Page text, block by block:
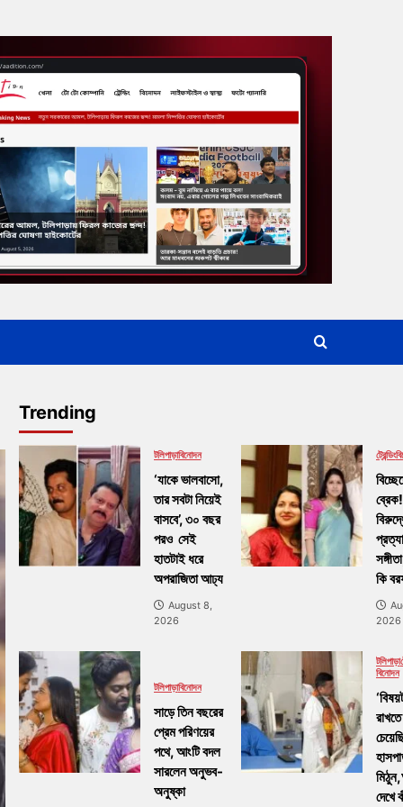
Trending
টলিপাড়াবিনোদন
‘যাকে ভালবাসো,
তার সবটা নিয়েই
বাসবে’, ৩০ বছর
পরও সেই
হাতটাই ধরে
অপরাজিতা আঢ্য
August 8,
2026
ট্রেন্ডিং
কি
2026
টলিপাড়াবিনোদন
সাড়ে তিন বছরের
প্রেম পরিণয়ের
পথে, আংটি বদল
সারলেন অনুভব-
অনুষ্কা
টলিপাড়া
বিনোদন
রাখতে
দেখে